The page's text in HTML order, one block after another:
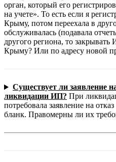
орган, который его
на учете». То есть если я
Крыму, потом переехала в
обслуживалась (подавала
другого региона, то
Крыму? Или по адресу новой
Существует ли заявление
ликвидации ИП? При
потребовала заявление на
бланк. Правомерны ли их